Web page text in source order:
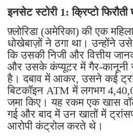
इनसेट स्टोरी 1: क्रिप्टो फिरौती
फ़्लोरिडा (अमेरिका) की एक
धोखेबाज़ों ने ठगा था। उन्होंने
कि उसकी निजी और वित्तीय
और उसके कंप्यूटर में गैर-कानूनी
है। दबाव में आकर, उसने कई
बिटकॉइन ATM में लगभग
जमा किए। यह रकम एक खास
गई और बाद में उन खातों में
आरोपी कंट्रोल करते थे।